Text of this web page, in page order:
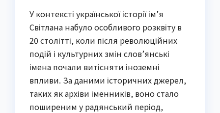
У контексті української історії ім’я
Світлана набуло особливого розквіту в
20 столітті, коли після революційних
подій і культурних змін слов’янські
імена почали витісняти іноземні
впливи. За даними історичних джерел,
таких як архіви іменників, воно стало
поширеним у радянський період,